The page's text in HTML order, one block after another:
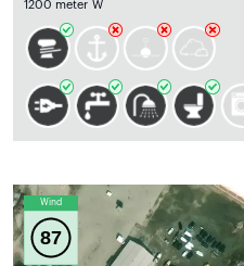
1200 meter W
Wind
87